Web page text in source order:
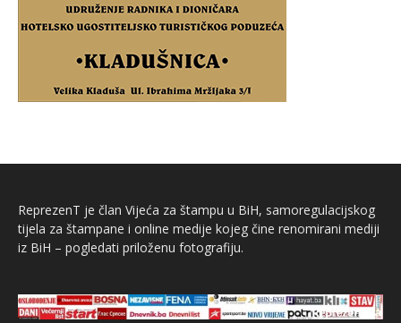
ReprezenT je član Vijeća za štampu u BiH, samoregulacijskog
tijela za štampane i online medije kojeg čine renomirani mediji
iz BiH – pogledati priloženu fotografiju.